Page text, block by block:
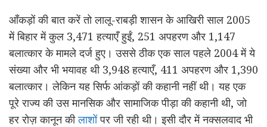
आँकड़ों की बात करें तो लालू-राबड़ी शासन के आखिरी साल 2005
में बिहार में कुल 3,471 हत्याएँ हुईं, 251 अपहरण और 1,147
बलात्कार के मामले दर्ज हुए। उससे ठीक एक साल पहले 2004 में ये
संख्या और भी भयावह थी 3,948 हत्याएँ, 411 अपहरण और 1,390
बलात्कार। लेकिन यह सिर्फ आंकड़ों की कहानी नहीं थी। यह एक
पूरे राज्य की उस मानसिक और सामाजिक पीड़ा की कहानी थी, जो
हर रोज़ कानून कीलाशोंपर जी रही थी। इसी दौर में नक्सलवाद भी